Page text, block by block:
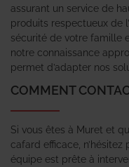
assurant un service de
produits respectueux de
sécurité de votre famille
notre connaissance
permet d’adapter nos
COMMENT
Si vous êtes à Muret et
cafard efficace,
équipe est prête à